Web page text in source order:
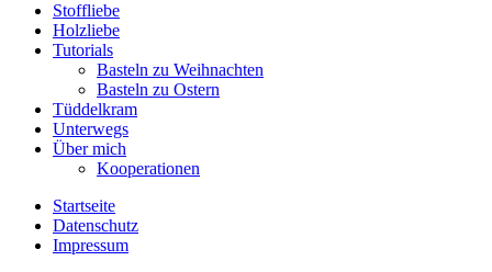
Stoffliebe
Holzliebe
Tutorials
Basteln zu Weihnachten
Basteln zu Ostern
Tüddelkram
Unterwegs
Über mich
Kooperationen
Startseite
Datenschutz
Impressum